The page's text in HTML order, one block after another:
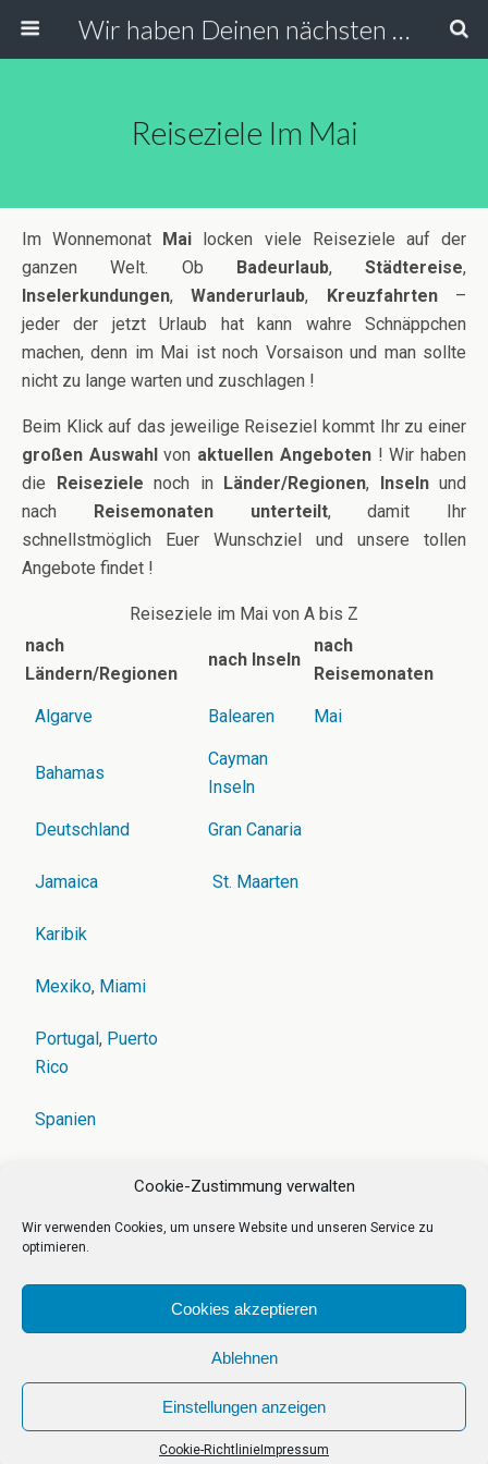
Cookie-Zustimmung verwalten
Wir verwenden Cookies, um unsere Website und unseren Service zu
optimieren.
Cookies akzeptieren
Ablehnen
Einstellungen anzeigen
Cookie-Richtlinie Impressum
Wir haben Deinen nächsten Urlaub
Reiseziele Im Mai
Im Wonnemonat Mai locken viele Reiseziele auf der
ganzen Welt. Ob Badeurlaub, Städtereise,
Inselerkundungen,Wanderurlaub, Kreuzfahrten–
jeder der jetzt Urlaub hat kann wahre Schnäppchen
machen, denn im Mai ist noch Vorsaison und man sollte
nicht zu lange warten und zuschlagen !
Beim Klick auf das jeweilige Reiseziel kommt Ihr zu einer
großen Auswahlvon aktuellen Angeboten! Wir haben
die Reiseziele noch in Länder/Regionen, Inseln und
nach Reisemonaten unterteilt, damit Ihr
schnellstmöglich Euer Wunschziel und unsere tollen
Angebote findet !
Reiseziele im Mai von A bis Z
nach
Ländern/Regionen
nach Inseln
nach
Reisemonaten
Algarve Balearen Mai
Bahamas
Cayman
Inseln
Deutschland Gran Canaria
Jamaica St. Maarten
Karibik
Mexiko, Miami
Portugal, Puerto
Rico
Spanien
März|April|Mai |Juni|Juli|
Zum Seitenanfang
Mobil Desktop